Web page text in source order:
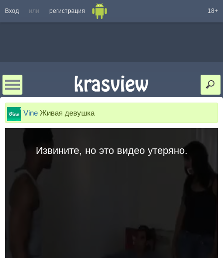
Вход или регистрация 18+
Vine Живая девушка
Извините, но это видео утеряно.